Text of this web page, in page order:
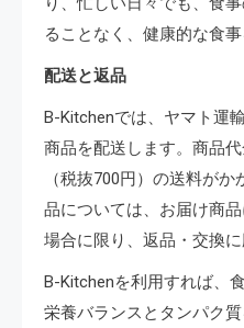
ることなく、健康的な食
配送と返品
B-Kitchenでは、ヤマト運
商品を配送します。商品
（税抜700円）の送料が
品については、お届け商
場合に限り、返品・交換に
B-Kitchenを利用すれば、
栄養バランスとタンパク